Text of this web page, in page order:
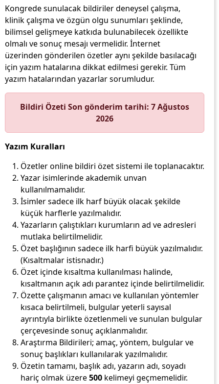
Kongrede sunulacak bildiriler deneysel çalışma,
klinik çalışma ve özgün olgu sunumları şeklinde,
bilimsel gelişmeye katkıda bulunabilecek özellikte
olmalı ve sonuç mesajı vermelidir. İnternet
üzerinden gönderilen özetler aynı şekilde basılacağı
için yazım hatalarına dikkat edilmesi gerekir. Tüm
yazım hatalarından yazarlar sorumludur.
Bildiri Özeti Son gönderim tarihi: 7 Ağustos
2026
Yazım Kuralları
Özetler online bildiri özet sistemi ile toplanacaktır.
Yazar isimlerinde akademik unvan
kullanılmamalıdır.
İsimler sadece ilk harf büyük olacak şekilde
küçük harflerle yazılmalıdır.
Yazarların çalıştıkları kurumların ad ve adresleri
mutlaka belirtilmelidir.
Özet başlığının sadece ilk harfi büyük yazılmalıdır.
(Kısaltmalar istisnadır.)
Özet içinde kısaltma kullanılması halinde,
kısaltmanın açık adı parantez içinde belirtilmelidir.
Özette çalışmanın amacı ve kullanılan yöntemler
kısaca belirtilmeli, bulgular yeterli sayısal
ayrıntıyla birlikte özetlenmeli ve sunulan bulgular
çerçevesinde sonuç açıklanmalıdır.
Araştırma Bildirileri; amaç, yöntem, bulgular ve
sonuç başlıkları kullanılarak yazılmalıdır.
Özetin tamamı, başlık adı, yazarın adı, soyadı
hariç olmak üzere500 kelimeyi geçmemelidir.